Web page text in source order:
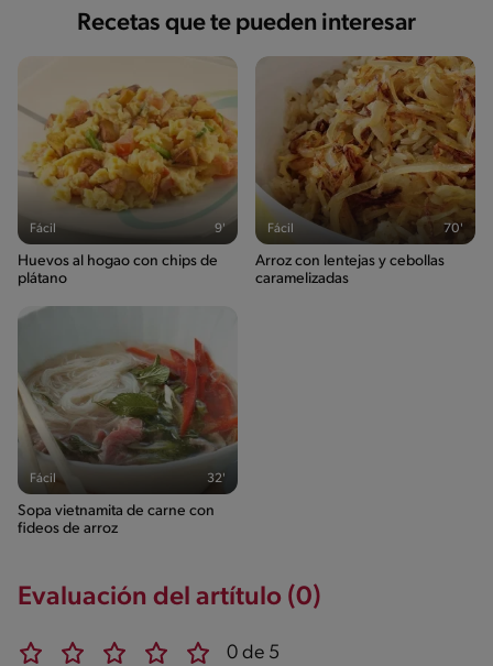
Recetas que te pueden interesar
Fácil 9'
Huevos al hogao con chips de
plátano
Fácil 70'
Arroz con lentejas y cebollas
caramelizadas
Fácil 32'
Sopa vietnamita de carne con
fideos de arroz
Evaluación del artítulo (0)
0 de 5